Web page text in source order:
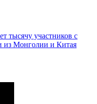
тысячу участников с
из Монголии и Китая